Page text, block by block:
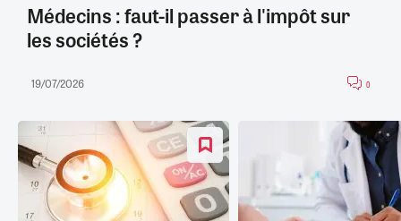
Médecins : faut-il passer à l'impôt sur
les sociétés ?
19/07/2026 0